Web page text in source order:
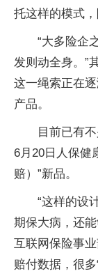
托这样的模式，
“大多险企
发则动全身。”
这一绳索正在
产品。
目前已有
6月20日人保健
赔）”新品。
“这样的设
期保大病，还
互联网保险事
赔付数据，很